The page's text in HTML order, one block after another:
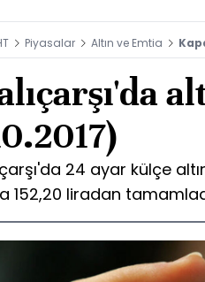
Piyasalar Altın ve Emtia
24 ayar külçe
152,20 liradan